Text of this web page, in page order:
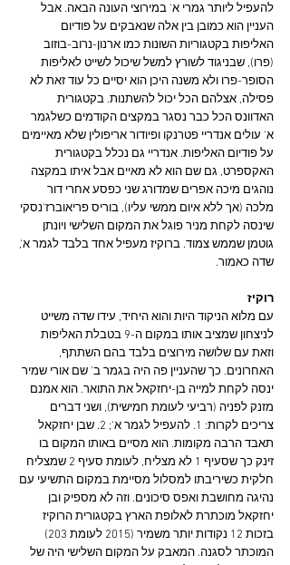
להעפיל ליותר גמרי א' במירוצי העונה הבאה. אבל
העניין הוא כמובן בין אלה שנאבקים על פודיום
האליפות בקטגוריות השונות כמו ארנון-נרוב-בוזוב
(פרו), שבניגוד לשורץ למשל שיכול לשייט לאליפות
הסופר-פרו ולא משנה היכן הוא יסיים כל עוד זאת לא
פסילה, אצלהם הכל יכול להשתנות. בקטגורית
האדוונס הכל כבר נסגר במקצים הקודמים כשלגמר
א' עולים אנדריי פטרנקו ופיודור אריפולין שלא מאיימים
על פודיום האליפות. אנדריי גם נכלל בקטגורית
האקספרט, גם שם הוא לא מאיים אבל איתו במקצה
נוהגים מיכה אפרים שמדורג שני כפסע אחרי דור
מלכה (אך ללא איום ממשי עליו), בוריס פריאוברז'נסקי
שינסה לקחת מניר פוגל את המקום השלישי ויונתן
גוטמן שממש צמוד. ברוקיז מעפיל אחד בלבד לגמר א',
שדה כאמור.
רוקיז
עם מלוא הניקוד היות והוא היחיד, עידו שדה משייט
לניצחון שמציב אותו במקום ה-9 בטבלת האליפות
וזאת עם שלושה מירוצים בלבד בהם השתתף,
האחרונים. כך שהעניין פה היה בגמר ב' שם אורי שמיר
ינסה לקחת למייה בן-יחזקאל את התואר. הוא אמנם
מזנק לפניה (רביעי לעומת חמישית), ושני דברים
צריכים לקרות: 1. להעפיל לגמר א'; 2. שבן יחזקאל
תאבד הרבה מקומות. הוא מסיים באותו המקום בו
זינק כך שסעיף 1 לא מצליח, לעומת סעיף 2 שמצליח
חלקית כשיריבתו למסלול מסיימת במקום התשיעי עם
נהיגה מחושבת ואפס סיכונים. וזה לא מספיק ובן
יחזקאל מוכתרת לאלופת הארץ בקטגורית הרוקיז
בזכות 12 נקודות יותר משמיר (2015 לעומת 203)
המוכתר לסגנה. המאבק על המקום השלישי היה של